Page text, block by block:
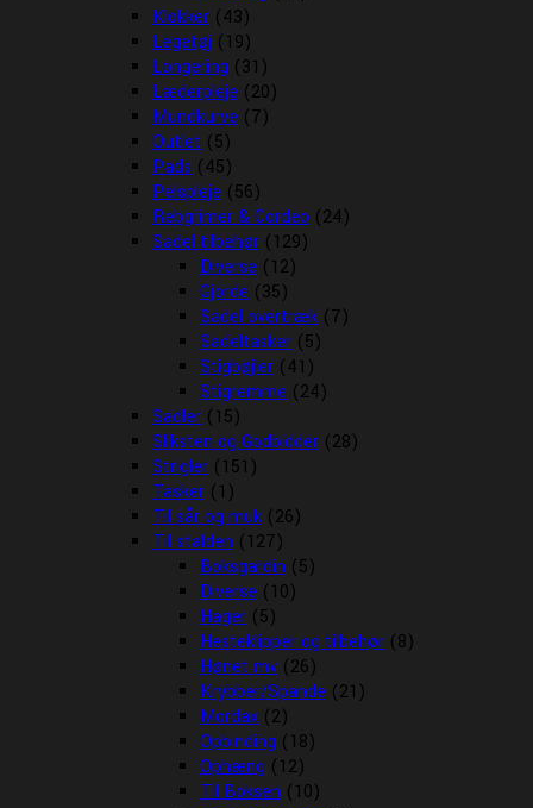
Klokker (43)
Legetøj (19)
Longering (31)
Læderpleje (20)
Mundkurve (7)
Outlet (5)
Pads (45)
Pelspleje (56)
Rebgrimer & Cordeo (24)
Sadel tilbehør (129)
Diverse (12)
Gjorde (35)
Sadel overtræk (7)
Sadeltasker (5)
Stigbøjler (41)
Stigremme (24)
Sadler (15)
Sliksten og Godbidder (28)
Strigler (151)
Tasker (1)
Til sår og muk (26)
Til stalden (127)
Boksgardin (5)
Diverse (10)
Hager (5)
Hesteklipper og tilbehør (8)
Hønet mv (26)
Krybber/Spande (21)
Mordax (2)
Opbinding (18)
Ophæng (12)
Til Boksen (10)